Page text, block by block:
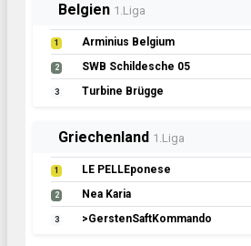
Belgien 1.Liga
1 Arminius Belgium
2 SWB Schildesche 05
3 Turbine Brügge
Griechenland 1.Liga
1 LE PELLEponese
2 Nea Karia
3 >GerstenSaftKommando